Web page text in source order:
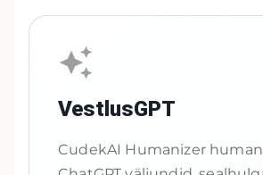
VestlusGPT
CudekAI Humanizer